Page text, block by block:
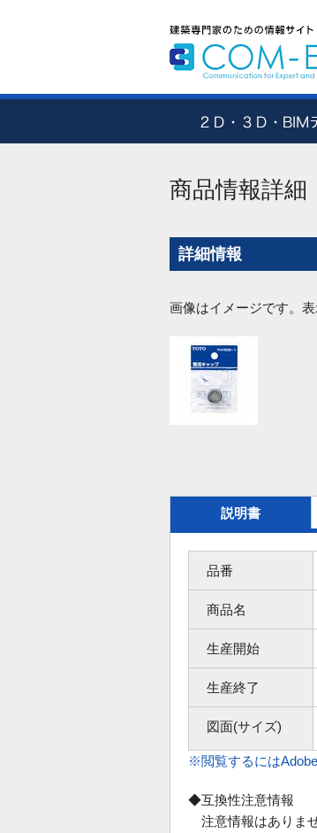
商品情報詳細
詳細情報
画像はイメージです。
説明書
品番
商品名
生産開始
生産終了
図面(サイズ)
※閲覧するには
◆互換性注意情報
注意情報はありま